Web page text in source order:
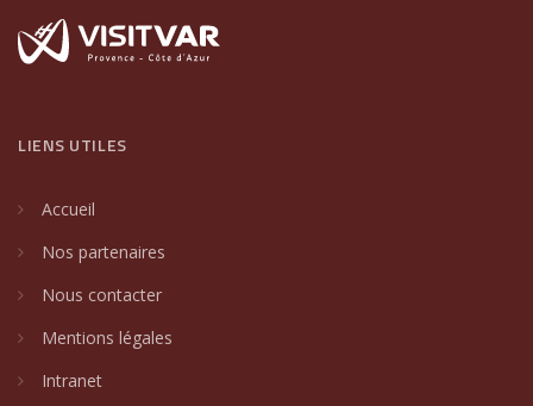
LIENS UTILES
Accueil
Nos partenaires
Nous contacter
Mentions légales
Intranet